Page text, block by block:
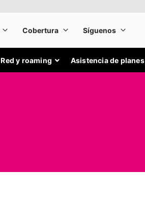
Red y roaming Asistencia de planes